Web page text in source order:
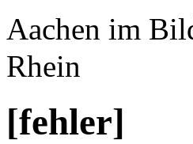
Aachen im
Rhein
[fehler]